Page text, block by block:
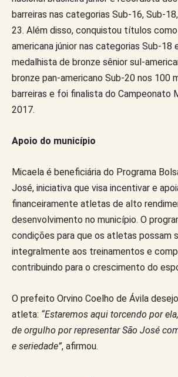
barreiras nas categorias Sub-16, Sub-
23. Além disso, conquistou títulos
americana júnior nas categorias Sub-18
medalhista de bronze sênior sul-
bronze pan-americano Sub-20 nos 100
barreiras e foi finalista do Campeonato
2017.
Apoio do município
Micaela é beneficiária do Programa
José, iniciativa que visa incentivar e
financeiramente atletas de alto
desenvolvimento no município. O
condições para que os atletas possam
integralmente aos treinamentos e
contribuindo para o crescimento do
O prefeito Orvino Coelho de Ávila
atleta: “Estaremos aqui torcendo por
de orgulho por representar São José
e seriedade”, afirmou.